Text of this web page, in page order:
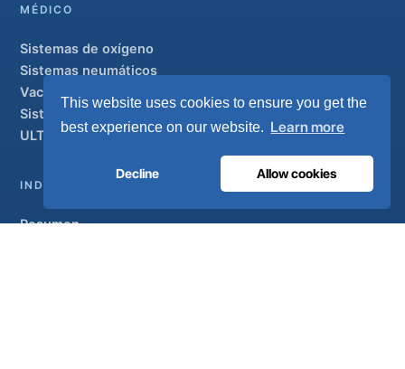
This website uses cookies to ensure you get the
best experience on our website. Learn more
Decline Allow cookies
MÉDICO
Sistemas de oxígeno
Sistemas neumáticos
Vacuum y AGSS
Sistemas de tuberías
ULTRAOX
Modelo insignia
INDUSTRIAL
Resumen